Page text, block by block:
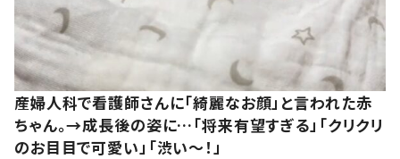
産婦人科で看護師さんに「綺麗なお顔」と言われた赤
ちゃん。→成長後の姿に…「将来有望すぎる」「クリクリ
のお目目で可愛い」「渋い～！」